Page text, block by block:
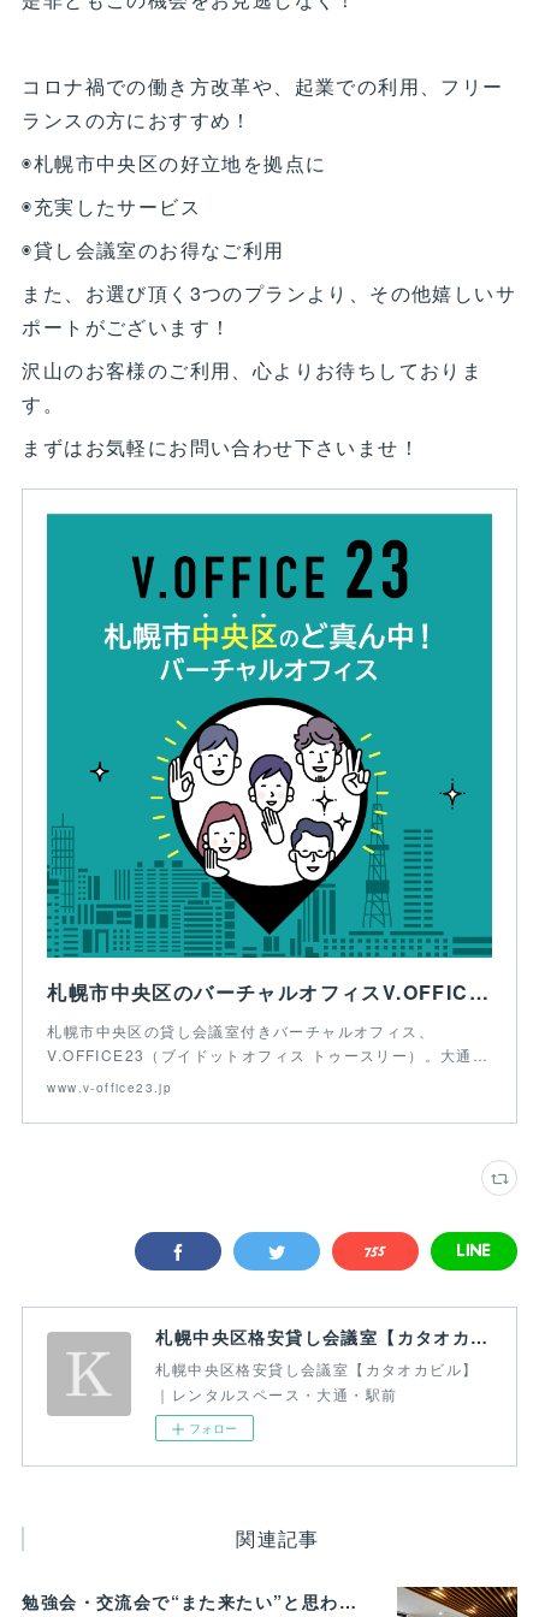
コロナ禍での働き方改革や、起業での利用、フリー
ランスの方におすすめ！
◉札幌市中央区の好立地を拠点に
◉充実したサービス
◉貸し会議室のお得なご利用
また、お選び頂く3つのプランより、その他嬉しいサ
ポートがございます！
沢山のお客様のご利用、心よりお待ちしておりま
す。
まずはお気軽にお問い合わせ下さいませ！
札幌市中央区のバーチャルオフィスV.OFFICE23
札幌市中央区の貸し会議室付きバーチャルオフィス、
V.OFFICE23（ブイドットオフィス トゥースリー）。大通…
www.v-office23.jp
札幌中央区格安貸し会議室【カタオカビル】｜レンタルスペース・大通・駅前
札幌中央区格安貸し会議室【カタオカビル】
｜レンタルスペース・大通・駅前
フォロー
関連記事
勉強会・交流会で“また来たい”と思われる貸し会議室の条件とは？